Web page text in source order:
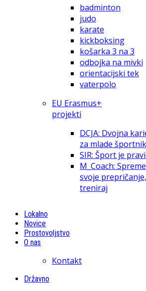
badminton
judo
karate
kickboksing
košarka 3 na 3
odbojka na mivki
orientacijski tek
vaterpolo
EU Erasmus+
projekti
DCJA: Dvojna
za mlade
SIR: Šport je
M_Coach:
svoje prepričanje,
treniraj
Lokalno
Novice
Prostovoljstvo
O nas
Kontakt
Državno